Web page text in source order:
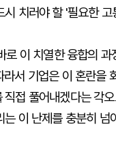
시 치러야 할 '필요한 고
로 이 치열한 융합의 과
라서 기업은 이 혼란을
직접 풀어내겠다는 각
이 난제를 충분히 넘